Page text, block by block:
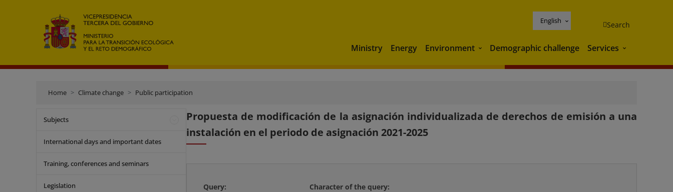
English Search
Ministry Energy Environment Environment
Demographic challenge Services Services
Home Climate change Public participation
Subjects
International days and important dates
Training, conferences and seminars
Legislation
Propuesta de modificación de la asignación individualizada de derechos de emisión a una
instalación en el periodo de asignación 2021-2025
Query:
Character of the query: